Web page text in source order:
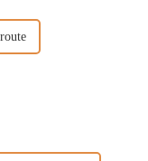
ils ont besoin...